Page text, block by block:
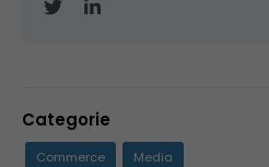
Categorie
Commerce Media